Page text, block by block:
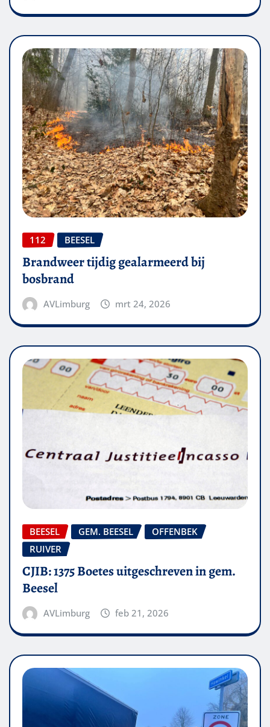
112 BEESEL
Brandweer tijdig gealarmeerd bij
bosbrand
AVLimburg mrt 24, 2026
BEESEL GEM. BEESEL
OFFENBEK
RUIVER
CJIB: 1375 Boetes uitgeschreven in gem.
Beesel
AVLimburg feb 21, 2026